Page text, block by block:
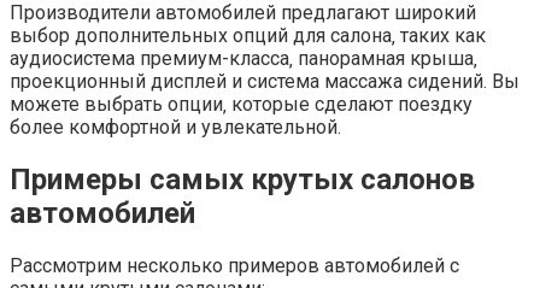
Производители автомобилей предлагают широкий
выбор дополнительных опций для салона‚ таких как
аудиосистема премиум-класса‚ панорамная крыша‚
проекционный дисплей и система массажа сидений. Вы
можете выбрать опции‚ которые сделают поездку
более комфортной и увлекательной.
Примеры самых крутых салонов
автомобилей
Рассмотрим несколько примеров автомобилей с